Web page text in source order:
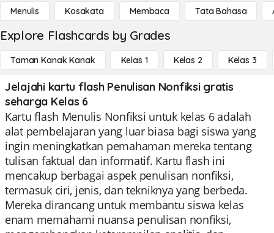
Menulis Kosakata Membaca Tata Bahasa
Explore Flashcards by Grades
Taman Kanak Kanak Kelas 1 Kelas 2 Kelas 3
Jelajahi kartu flash Penulisan Nonfiksi gratis
seharga Kelas 6
Kartu flash Menulis Nonfiksi untuk kelas 6 adalah
alat pembelajaran yang luar biasa bagi siswa yang
ingin meningkatkan pemahaman mereka tentang
tulisan faktual dan informatif. Kartu flash ini
mencakup berbagai aspek penulisan nonfiksi,
termasuk ciri, jenis, dan tekniknya yang berbeda.
Mereka dirancang untuk membantu siswa kelas
enam memahami nuansa penulisan nonfiksi,